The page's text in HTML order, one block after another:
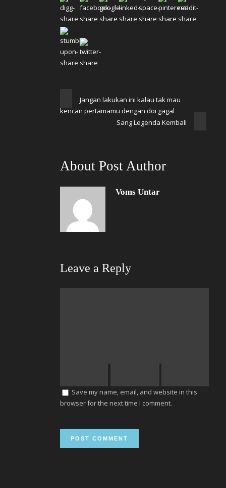
Jangan lakukan ini kalau tak mau
kencan pertamamu dengan doi gagal
Sang Legenda Kembali
About Post Author
Voms Untar
Leave a Reply
Save my name, email, and website in this
browser for the next time I comment.